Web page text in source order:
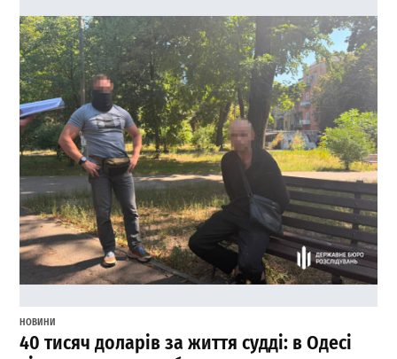
НОВИНИ
40 тисяч доларів за життя судді: в Одесі